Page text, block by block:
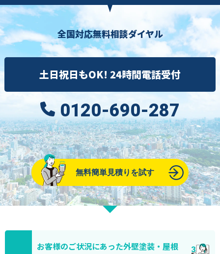
全国対応無料相談ダイヤル
土日祝日もOK! 24時間電話受付
0120-690-287
無料簡単見積りを試す
お客様のご状況にあった外壁塗装・屋根